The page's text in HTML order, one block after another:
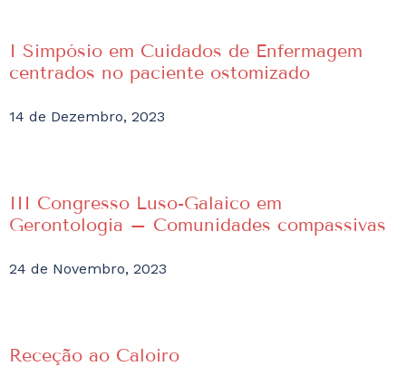
I Simpósio em Cuidados de Enfermagem
centrados no paciente ostomizado
14 de Dezembro, 2023
III Congresso Luso-Galaico em
Gerontologia – Comunidades compassivas
24 de Novembro, 2023
Receção ao Caloiro